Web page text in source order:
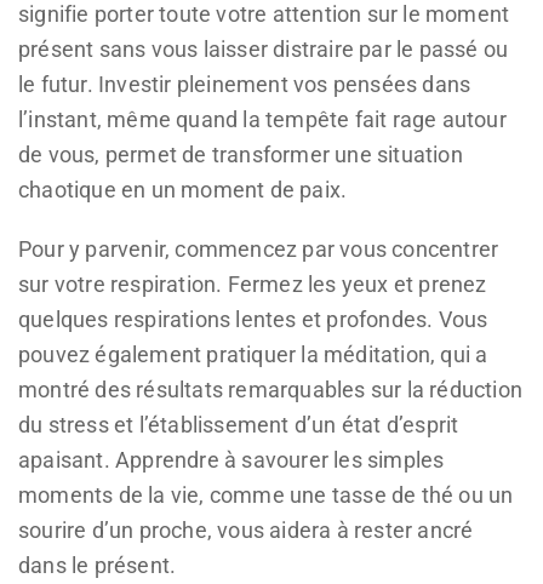
signifie porter toute votre attention sur le moment
présent sans vous laisser distraire par le passé ou
le futur. Investir pleinement vos pensées dans
l’instant, même quand la tempête fait rage autour
de vous, permet de transformer une situation
chaotique en un moment de paix.
Pour y parvenir, commencez par vous concentrer
sur votre respiration. Fermez les yeux et prenez
quelques respirations lentes et profondes. Vous
pouvez également pratiquer la méditation, qui a
montré des résultats remarquables sur la réduction
du stress et l’établissement d’un état d’esprit
apaisant. Apprendre à savourer les simples
moments de la vie, comme une tasse de thé ou un
sourire d’un proche, vous aidera à rester ancré
dans le présent.